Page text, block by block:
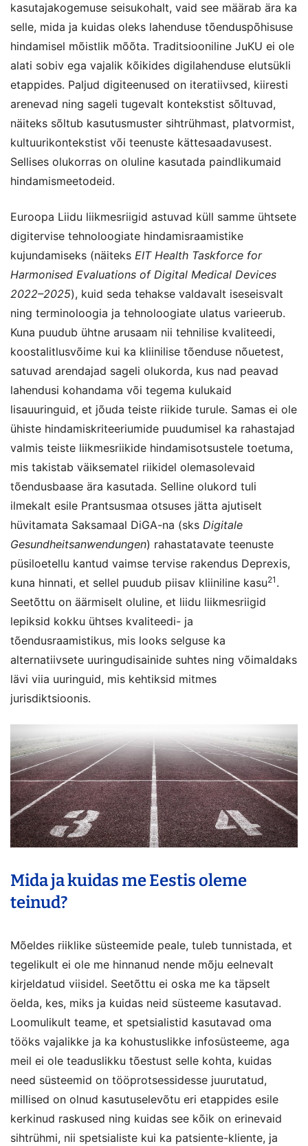
kasutajakogemuse seisukohalt, vaid see määrab ära ka
selle, mida ja kuidas oleks lahenduse tõenduspõhisuse
hindamisel mõistlik mõõta. Traditsiooniline JuKU ei ole
alati sobiv ega vajalik kõikides digilahenduse elutsükli
etappides. Paljud digiteenused on iteratiivsed, kiiresti
arenevad ning sageli tugevalt kontekstist sõltuvad,
näiteks sõltub kasutusmuster sihtrühmast, platvormist,
kultuurikontekstist või teenuste kättesaadavusest.
Sellises olukorras on oluline kasutada paindlikumaid
hindamismeetodeid.
Euroopa Liidu liikmesriigid astuvad küll samme ühtsete
digitervise tehnoloogiate hindamisraamistike
kujundamiseks (näiteks EIT Health Taskforce for
Harmonised Evaluations of Digital Medical Devices
2022–2025), kuid seda tehakse valdavalt iseseisvalt
ning terminoloogia ja tehnoloogiate ulatus varieerub.
Kuna puudub ühtne arusaam nii tehnilise kvaliteedi,
koostalitlusvõime kui ka kliinilise tõenduse nõuetest,
satuvad arendajad sageli olukorda, kus nad peavad
lahendusi kohandama või tegema kulukaid
lisauuringuid, et jõuda teiste riikide turule. Samas ei ole
ühiste hindamiskriteeriumide puudumisel ka rahastajad
valmis teiste liikmesriikide hindamisotsustele toetuma,
mis takistab väiksematel riikidel olemasolevaid
tõendusbaase ära kasutada. Selline olukord tuli
ilmekalt esile Prantsusmaa otsuses jätta ajutiselt
hüvitamata Saksamaal DiGA-na (sks Digitale
Gesundheitsanwendungen) rahastatavate teenuste
püsiloetellu kantud vaimse tervise rakendus Deprexis,
kuna hinnati, et sellel puudub piisav kliiniline kasu21 .
Seetõttu on äärmiselt oluline, et liidu liikmesriigid
lepiksid kokku ühtses kvaliteedi- ja
tõendusraamistikus, mis looks selguse ka
alternatiivsete uuringudisainide suhtes ning võimaldaks
lävi viia uuringuid, mis kehtiksid mitmes
jurisdiktsioonis.
Mida ja kuidas me Eestis oleme
teinud?
Mõeldes riiklike süsteemide peale, tuleb tunnistada, et
tegelikult ei ole me hinnanud nende mõju eelnevalt
kirjeldatud viisidel. Seetõttu ei oska me ka täpselt
öelda, kes, miks ja kuidas neid süsteeme kasutavad.
Loomulikult teame, et spetsialistid kasutavad oma
tööks vajalikke ja ka kohustuslikke infosüsteeme, aga
meil ei ole teaduslikku tõestust selle kohta, kuidas
need süsteemid on tööprotsessidesse juurutatud,
millised on olnud kasutuselevõtu eri etappides esile
kerkinud raskused ning kuidas see kõik on erinevaid
sihtrühmi, nii spetsialiste kui ka patsiente-kliente, ja